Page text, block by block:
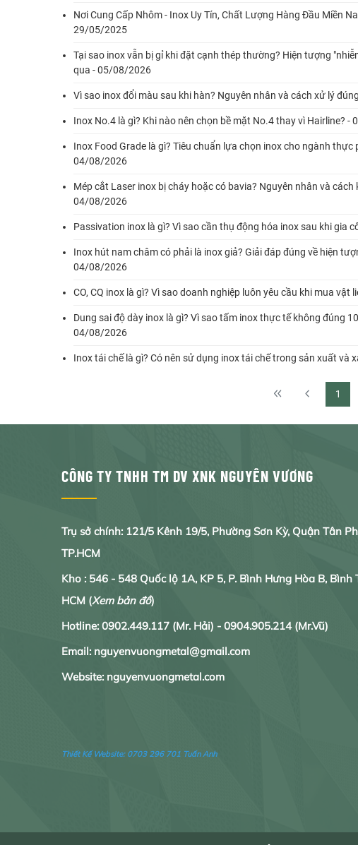
Nơi Cung Cấp Nhôm - Inox Uy Tín, Chất Lượng Hàng Đầu Miền
29/05/2025
Tại sao inox vẫn bị gỉ khi đặt cạnh thép thường? Hiện tượng
qua - 05/08/2026
Vì sao inox đổi màu sau khi hàn? Nguyên nhân và cách xử lý
Inox No.4 là gì? Khi nào nên chọn bề mặt No.4 thay vì Hairline? -
Inox Food Grade là gì? Tiêu chuẩn lựa chọn inox cho ngành thực
04/08/2026
Mép cắt Laser inox bị cháy hoặc có bavia? Nguyên nhân và cách
04/08/2026
Passivation inox là gì? Vì sao cần thụ động hóa inox sau khi gia
Inox hút nam châm có phải là inox giả? Giải đáp đúng về hiện
04/08/2026
CO, CQ inox là gì? Vì sao doanh nghiệp luôn yêu cầu khi mua vật
Dung sai độ dày inox là gì? Vì sao tấm inox thực tế không đúng
04/08/2026
Inox tái chế là gì? Có nên sử dụng inox tái chế trong sản xuất và
1
CÔNG TY TNHH TM DV XNK NGUYÊN VƯƠNG
Trụ sở chính: 121/5 Kênh 19/5, Phường Sơn Kỳ, Quận Tân
TP.HCM
Kho : 546 - 548 Quốc lộ 1A, KP 5, P. Bình Hưng Hòa B, Bình
HCM (Xem bản đồ)
Hotline: 0902.449.117 (Mr. Hải) - 0904.905.214(Mr.Vũ)
Email: nguyenvuongmetal@gmail.com
Website: nguyenvuongmetal.com
Thiết Kế Website: 0703 296 701 Tuấn Anh